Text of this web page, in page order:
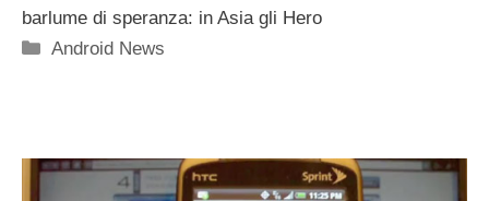
barlume di speranza: in Asia gli Hero
Categorie
Android News